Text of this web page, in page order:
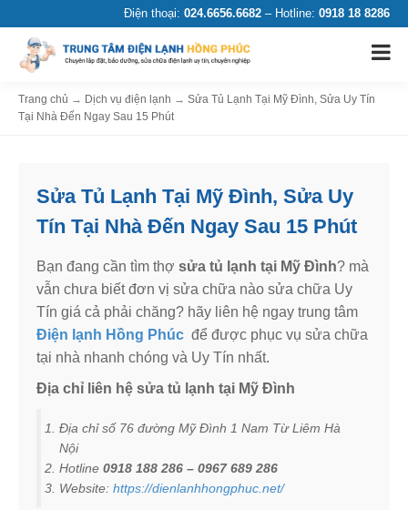
Điện thoại: 024.6656.6682 – Hotline: 0918 18 8286
Trang chủ → Dịch vụ điện lạnh → Sửa Tủ Lạnh Tại Mỹ Đình, Sửa Uy Tín
Tại Nhà Đến Ngay Sau 15 Phút
Sửa Tủ Lạnh Tại Mỹ Đình, Sửa Uy
Tín Tại Nhà Đến Ngay Sau 15 Phút
Bạn đang cần tìm thợ sửa tủ lạnh tại Mỹ Đình? mà
vẫn chưa biết đơn vị sửa chữa nào sửa chữa Uy
Tín giá cả phải chăng? hãy liên hệ ngay trung tâm
Điện lạnh Hồng Phúc để được phục vụ sửa chữa
tại nhà nhanh chóng và Uy Tín nhất.
Địa chỉ liên hệ sửa tủ lạnh tại Mỹ Đình
Địa chỉ số 76 đường Mỹ Đình 1 Nam Từ Liêm Hà
Nội
Hotline 0918 188 286 – 0967 689 286
Website: https://dienlanhhongphuc.net/